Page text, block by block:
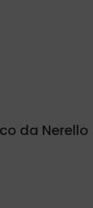
da Nerello